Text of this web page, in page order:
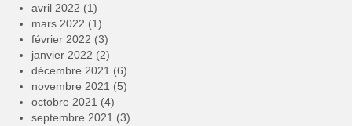
avril 2022 (1)
mars 2022 (1)
février 2022 (3)
janvier 2022 (2)
décembre 2021 (6)
novembre 2021 (5)
octobre 2021 (4)
septembre 2021 (3)